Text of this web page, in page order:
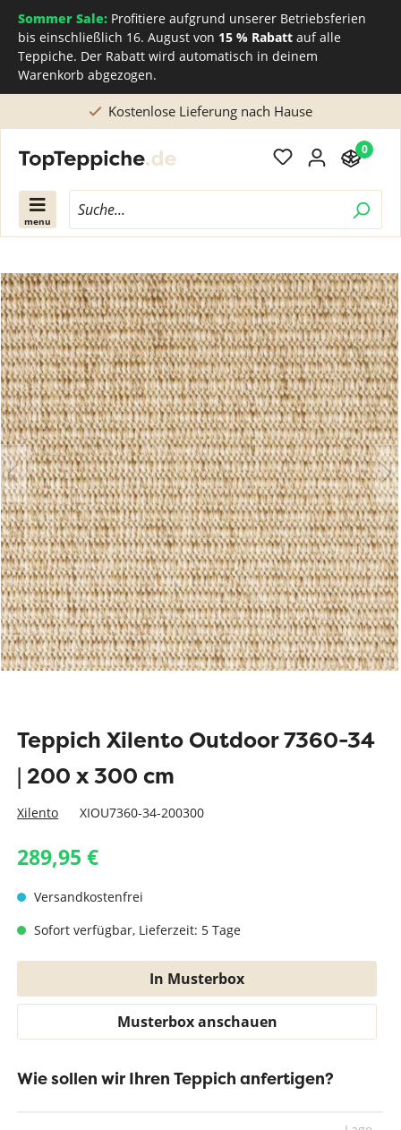
Sommer Sale: Profitiere aufgrund unserer Betriebsferien
bis einschließlich 16. August von 15 % Rabatt auf alle
Teppiche. Der Rabatt wird automatisch in deinem
Warenkorb abgezogen.
Kostenlose Lieferung nach Hause
menu
0
Teppich Xilento Outdoor 7360-34
| 200 x 300 cm
Xilento XIOU7360-34-200300
289,95 €
Versandkostenfrei
Sofort verfügbar, Lieferzeit: 5 Tage
In Musterbox
Musterbox anschauen
Wie sollen wir Ihren Teppich anfertigen?